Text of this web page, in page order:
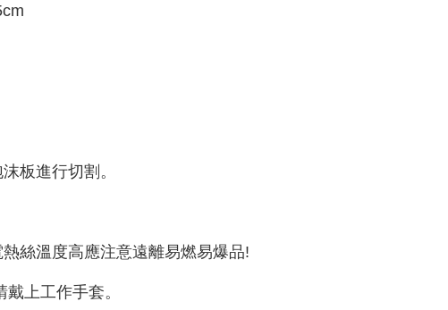
板進行切割。
絲溫度高應注意遠離易燃易爆品!
上工作手套。